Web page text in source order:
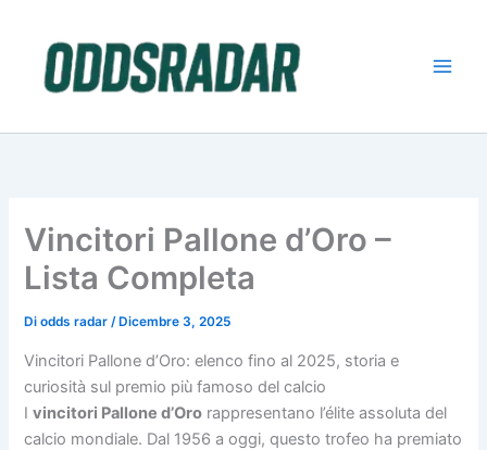
contenuto
Vincitori Pallone d’Oro –
Lista Completa
Diodds radar/ Dicembre 3, 2025
Vincitori Pallone d’Oro: elenco fino al 2025, storia e
curiosità sul premio più famoso del calcio
Ivincitori Pallone d’Oro rappresentano l’élite assoluta del
calcio mondiale. Dal 1956 a oggi, questo trofeo ha premiato